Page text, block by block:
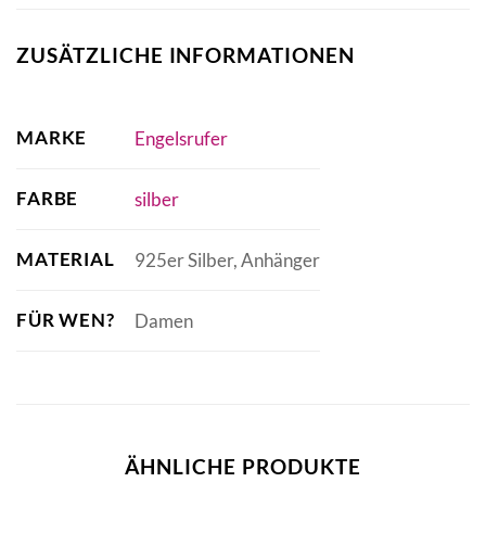
ZUSÄTZLICHE INFORMATIONEN
MARKE Engelsrufer
FARBE silber
MATERIAL 925er Silber, Anhänger
FÜR WEN? Damen
ÄHNLICHE PRODUKTE